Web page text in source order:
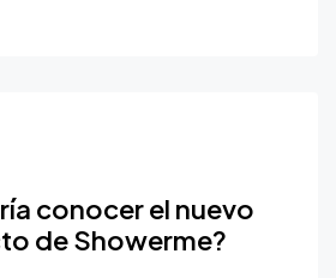
conocer el nuevo
de Showerme?